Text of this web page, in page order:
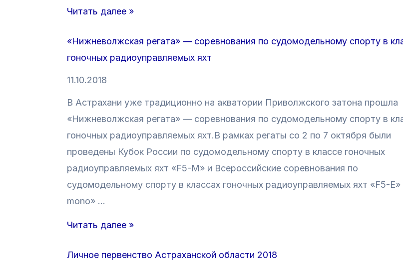
о
а
2
0
8
Р
г
а
т
«
т
о
-
Е
с
т
-
Читать далее »
«Нижневолжская регата» — соревнования по судомодельному спорту в
гоночных радиоуправляемых яхт
11.10.2018
В Астрахани уже традиционно на акватории Приволжского затона прошла
«Нижневолжская регата» — соревнования по судомодельному спорту в
гоночных радиоуправляемых яхт.В рамках регаты со 2 по 7 октября были
проведены Кубок России по судомодельному спорту в классе гоночных
радиоуправляемых яхт «F5-M» и Всероссийские соревнования по
судомодельному спорту в классах гоночных радиоуправляемых яхт «F5-E»
mono» …
«
и
Читать далее »
Личное первенство Астраханской области 2018